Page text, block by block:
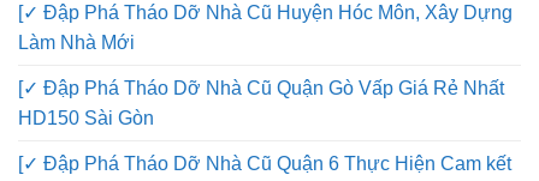
[✓ Đập Phá Tháo Dỡ Nhà Cũ Huyện Hóc Môn, Xây Dựng
Làm Nhà Mới
[✓ Đập Phá Tháo Dỡ Nhà Cũ Quận Gò Vấp Giá Rẻ Nhất
HD150 Sài Gòn
[✓ Đập Phá Tháo Dỡ Nhà Cũ Quận 6 Thực Hiện Cam kết